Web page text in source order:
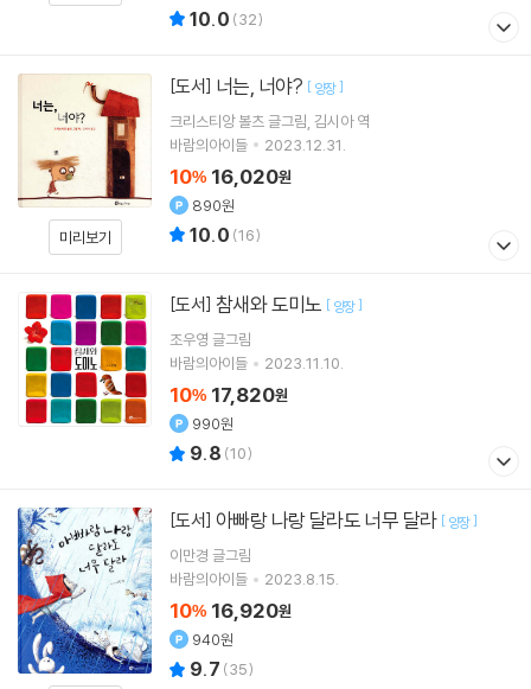
10.0 (32)
미리보기
[도서] 너는, 너야? [ 양장]
크리스티앙 볼츠 글그림 김시아역
바람의아이들
2023.12.31.
10% 16,020원
890원
10.0 (16)
[도서] 참새와 도미노 [ 양장]
조우영 글그림
바람의아이들
2023.11.10.
10% 17,820원
990원
9.8 (10)
[도서] 아빠랑 나랑 달라도 너무 달라 [ 양장]
이만경 글그림
바람의아이들
2023.8.15.
10% 16,920원
940원
9.7 (35)